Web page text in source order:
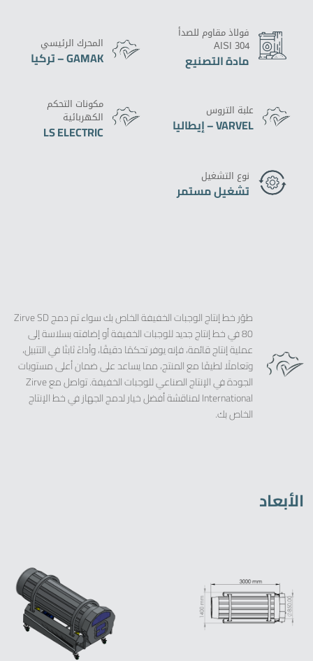
فولاذ مقاوم للصدأ
AISI 304
مادة التصنيع
المحرك الرئيسي
GAMAK – تركيا
علبة التروس
VARVEL – إيطاليا
مكونات التحكم
الكهربائية
LS ELECTRIC
نوع التشغيل
تشغيل مستمر
طوّر خط إنتاج الوجبات الخفيفة الخاص بك سواء تم دمج Zirve SD
80 في خط إنتاج جديد للوجبات الخفيفة أو إضافته بسلاسة إلى
عملية إنتاج قائمة، فإنه يوفر تحكمًا دقيقًا، وأداءً ثابتًا في التتبيل،
وتعاملًا لطيفًا مع المنتج، مما يساعد على ضمان أعلى مستويات
الجودة في الإنتاج الصناعي للوجبات الخفيفة. تواصل مع Zirve
International لمناقشة أفضل خيار لدمج الجهاز في خط الإنتاج
الخاص بك.
الأبعاد